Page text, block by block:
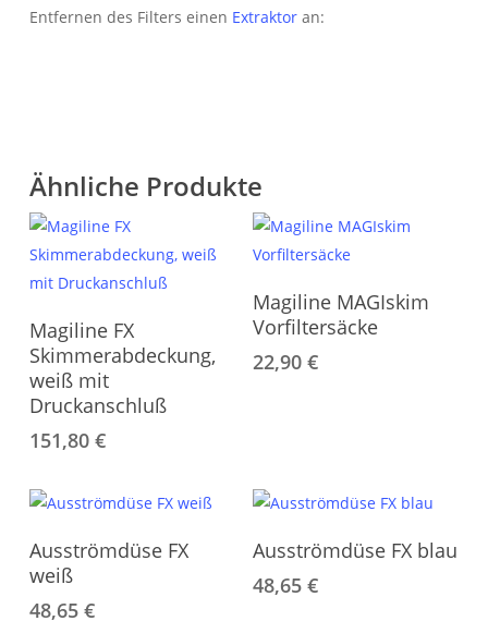
Entfernen des Filters einen Extraktoran:
Ähnliche Produkte
Magiline FX
Skimmerabdeckung,
weiß mit
Druckanschluß
151,80 €
Magiline MAGIskim
Vorfiltersäcke
22,90 €
Ausströmdüse FX
weiß
48,65 €
Ausströmdüse FX blau
48,65 €